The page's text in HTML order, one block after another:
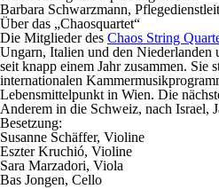
Barbara Schwarzmann,
Über das „Chaosquartet“
Die Mitglieder des Chaos String
Ungarn, Italien und den Niederlanden
seit knapp einem Jahr zusammen. Sie
internationalen
Lebensmittelpunkt in Wien. Die
Anderem in die Schweiz, nach Israel,
Besetzung:
Susanne Schäffer, Violine
Eszter Kruchió, Violine
Sara Marzadori, Viola
Bas Jongen, Cello